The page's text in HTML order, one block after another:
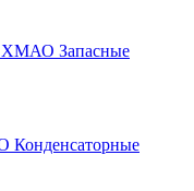
Запасные
Конденсаторные